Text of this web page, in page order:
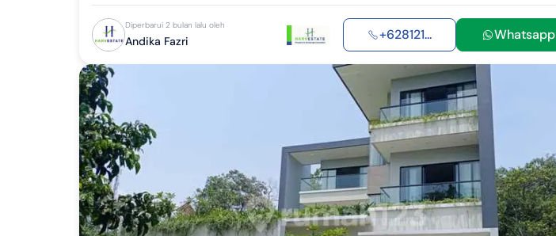
Diperbarui 2 bulan lalu oleh
Andika Fazri +628121... Whatsapp